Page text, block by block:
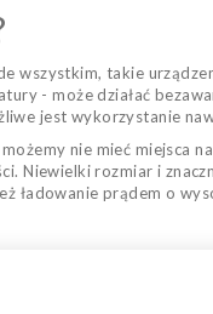
wszystkim, takie
- może działać
jest wykorzystanie
nie mieć miejsca
Niewielki rozmiar i
prądem o